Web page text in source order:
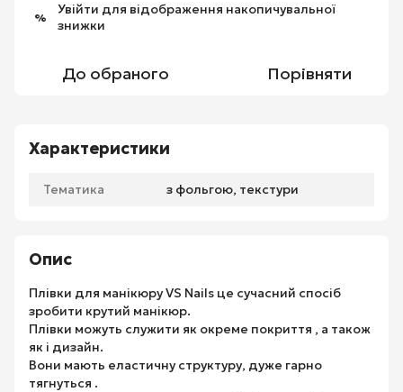
% Увійти для відображення накопичувальної
знижки
До обраного Порівняти
Характеристики
Тематика з фольгою, текстури
Опис
Плівки для манікюру VS Nails це сучасний спосіб
зробити крутий манікюр.
Плівки можуть служити як окреме покриття , а також
як і дизайн.
Вони мають еластичну структуру, дуже гарно
тягнуться .